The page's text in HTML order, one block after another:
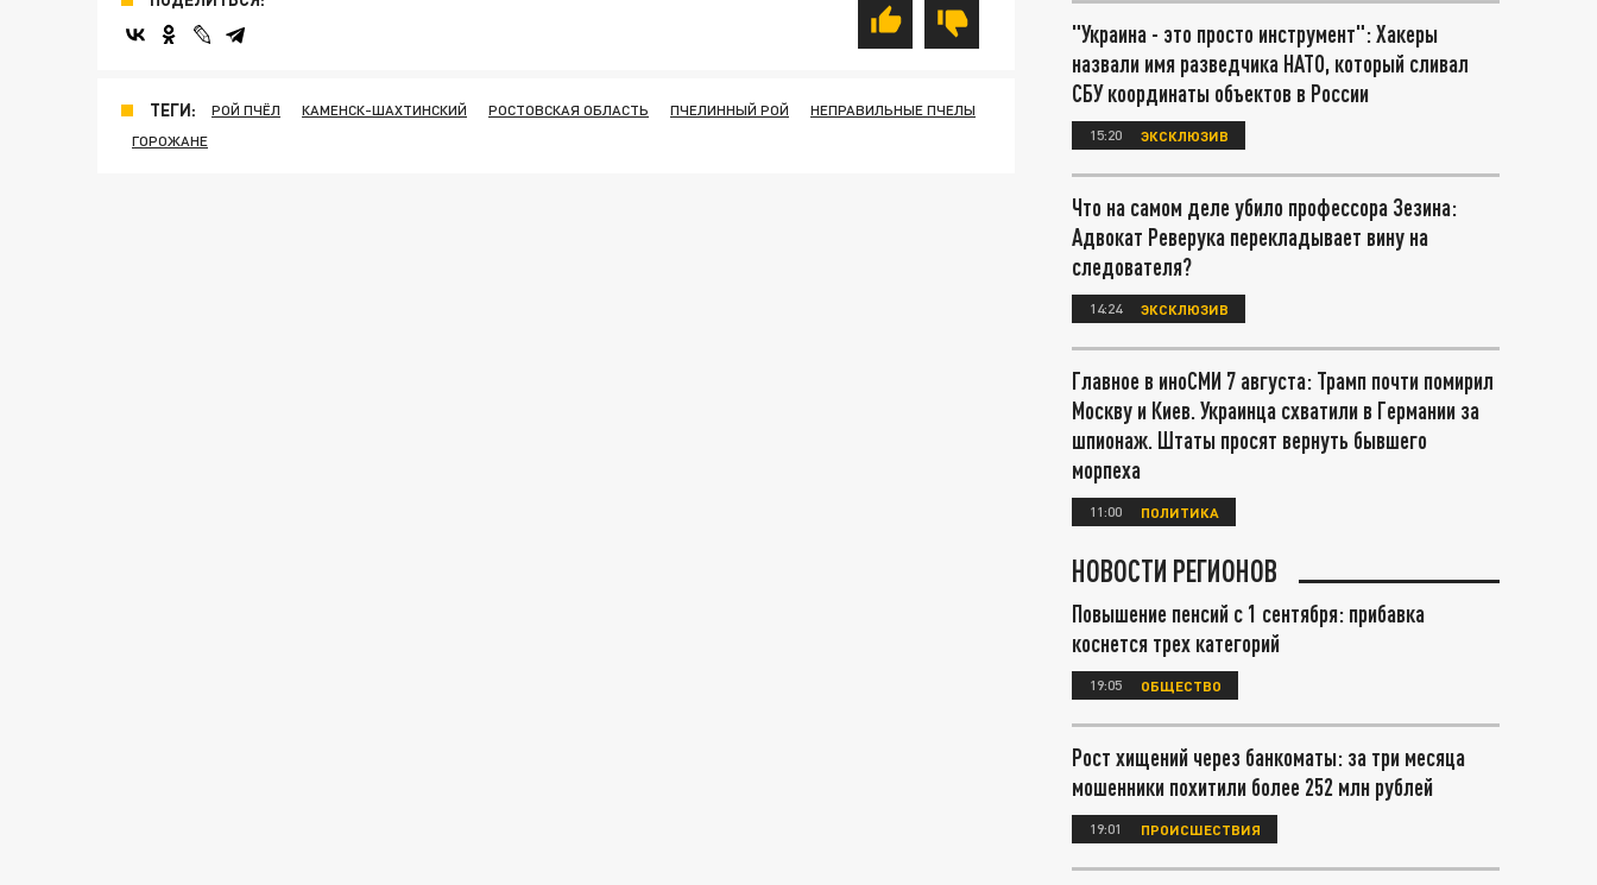
ТЕГИ: РОЙ ПЧЁЛ КАМЕНСК-ШАХТИНСКИЙ РОСТОВСКАЯ ОБЛАСТЬ ПЧЕЛИННЫЙ РОЙ
НЕПРАВИЛЬНЫЕ ПЧЕЛЫ
ГОРОЖАНЕ
"Украина - это просто инструмент": Хакеры
назвали имя разведчика НАТО, который сливал
СБУ координаты объектов в России
15:20 ЭКСКЛЮЗИВ
Что на самом деле убило профессора Зезина:
Адвокат Реверука перекладывает вину на
следователя?
14:24 ЭКСКЛЮЗИВ
Главное в иноСМИ 7 августа: Трамп почти помирил
Москву и Киев. Украинца схватили в Германии за
шпионаж. Штаты просят вернуть бывшего
морпеха
11:00 ПОЛИТИКА
НОВОСТИ РЕГИОНОВ
Повышение пенсий с 1 сентября: прибавка
коснется трех категорий
19:05 ОБЩЕСТВО
Рост хищений через банкоматы: за три месяца
мошенники похитили более 252 млн рублей
19:01 ПРОИСШЕСТВИЯ